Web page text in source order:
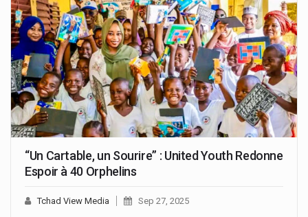
“Un Cartable, un Sourire” : United Youth Redonne
Espoir à 40 Orphelins
Tchad View Media Sep 27, 2025